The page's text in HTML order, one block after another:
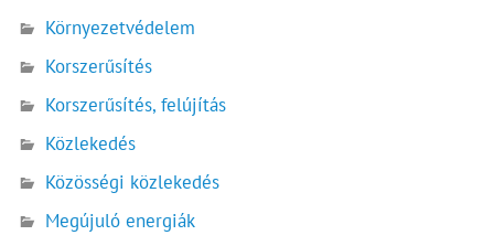
Környezetvédelem
Korszerűsítés
Korszerűsítés, felújítás
Közlekedés
Közösségi közlekedés
Megújuló energiák